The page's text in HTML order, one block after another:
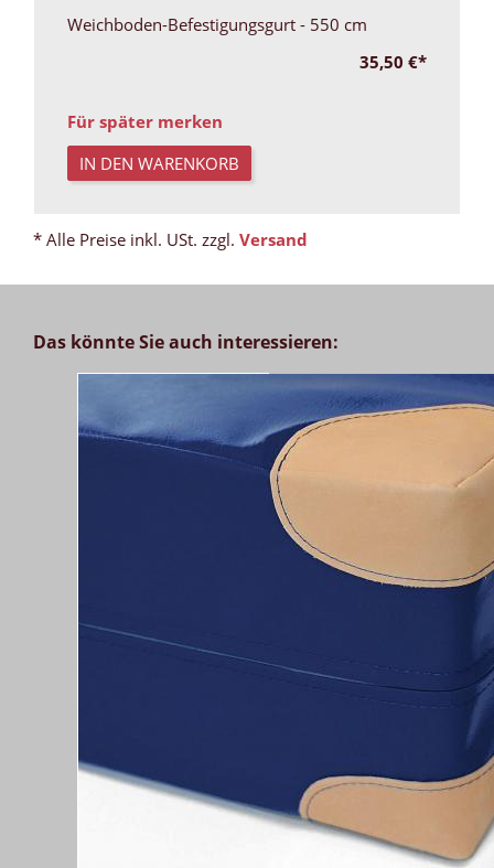
Weichboden-Befestigungsgurt - 550 cm
35,50 €*
Für später merken
IN DEN WARENKORB
* Alle Preise inkl. USt. zzgl. Versand
Das könnte Sie auch interessieren: